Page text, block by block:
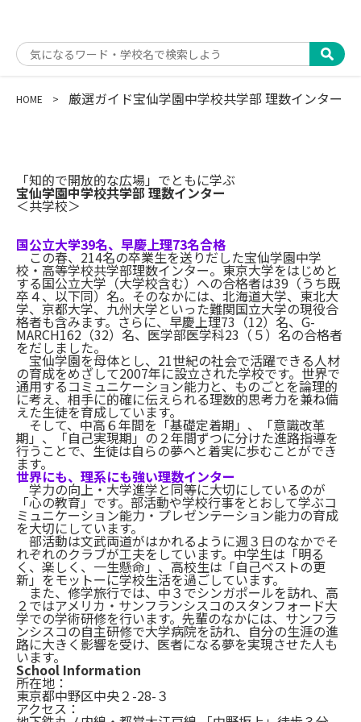
HOME 厳選ガイド宝仙学園中学校共学部 理数インター
「知的で開放的な広場」でともに学ぶ
宝仙学園中学校共学部 理数インター
＜共学校＞
国公立大学39名、早慶上理73名合格
この春、214名の卒業生を送りだした宝仙学園中学
校・高等学校共学部理数インター。東京大学をはじめと
する国公立大学（大学校含む）への合格者は39（うち既
卒４、以下同）名。そのなかには、北海道大学、東北大
学、京都大学、九州大学といった難関国立大学の現役合
格者も含みます。さらに、早慶上理73（12）名、G-
MARCH162（32）名、医学部医学科23（５）名の合格者
をだしました。
宝仙学園を母体とし、21世紀の社会で活躍できる人材
の育成をめざして2007年に設立された学校です。世界で
通用するコミュニケーション能力と、ものごとを論理的
に考え、相手に的確に伝えられる理数的思考力を兼ね備
えた生徒を育成しています。
そして、中高６年間を「基礎定着期」、「意識改革
期」、「自己実現期」の２年間ずつに分けた進路指導を
行うことで、生徒は自らの夢へと着実に歩むことができ
ます。
世界にも、理系にも強い理数インター
学力の向上・大学進学と同等に大切にしているのが
「心の教育」です。部活動や学校行事をとおして学ぶコ
ミュニケーション能力・プレゼンテーション能力の育成
を大切にしています。
部活動は文武両道がはかれるように週３日のなかでそ
れぞれのクラブが工夫をしています。中学生は「明る
く、楽しく、一生懸命」、高校生は「自己ベストの更
新」をモットーに学校生活を過ごしています。
また、修学旅行では、中３でシンガポールを訪れ、高
２ではアメリカ・サンフランシスコのスタンフォード大
学での学術研修を行います。先輩のなかには、サンフラ
ンシスコの自主研修で大学病院を訪れ、自分の生涯の進
路に大きく影響を受け、医者になる夢を実現させた人も
います。
School Information
所在地：
東京都中野区中央２-28-３
アクセス：